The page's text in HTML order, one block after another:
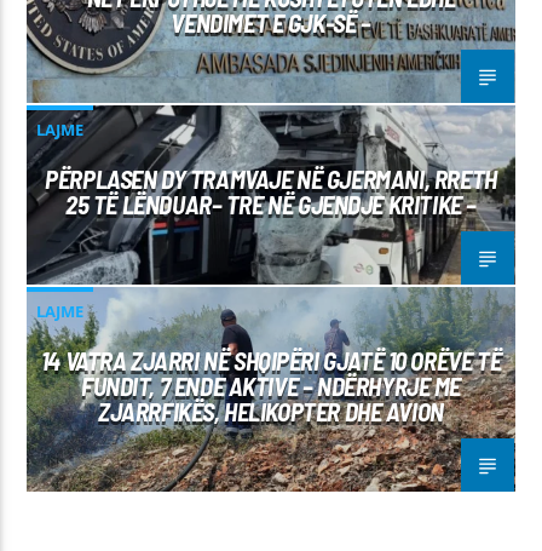
VENDIMET E GJK-SË –
LAJME
PËRPLASEN DY TRAMVAJE NË GJERMANI, RRETH
25 TË LËNDUAR– TRE NË GJENDJE KRITIKE –
LAJME
14 VATRA ZJARRI NË SHQIPËRI GJATË 10 ORËVE TË
FUNDIT, 7 ENDE AKTIVE – NDËRHYRJE ME
ZJARRFIKËS, HELIKOPTER DHE AVION